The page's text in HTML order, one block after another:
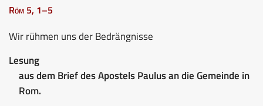
Röm 5, 1–5
Wir rühmen uns der Bedrängnisse
Lesung
aus dem Brief des Apostels Paulus an die Gemeinde in
Rom.